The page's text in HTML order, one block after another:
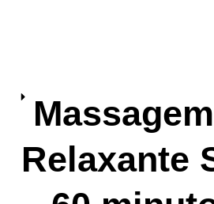
Massagem
Relaxante